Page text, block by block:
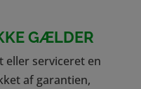
GÆLDER
eller serviceret en
af garantien,